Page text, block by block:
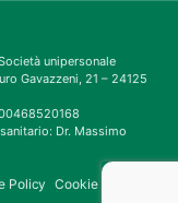
unipersonale
Gavazzeni, 21 – 24125
Dr. Massimo
Policy Cookie Consent